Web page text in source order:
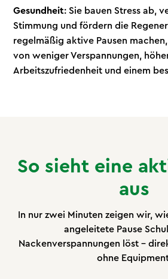
Gesundheit: Sie bauen Stress ab,
Stimmung und fördern die
regelmäßig aktive Pausen
von weniger Verspannungen,
Arbeitszufriedenheit und einem
So sieht eine
aus
In nur zwei Minuten zeigen wir,
angeleitete Pause
Nackenverspannungen löst –
ohne